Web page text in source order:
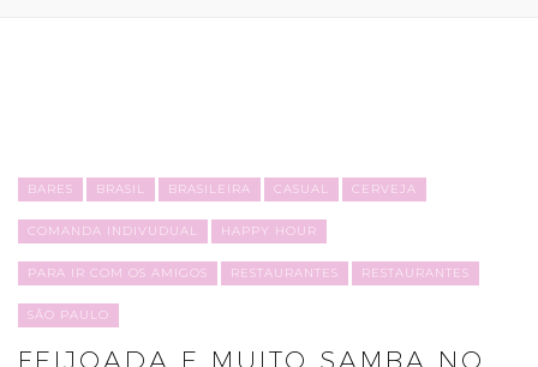
BARES BRASIL BRASILEIRA CASUAL CERVEJA
COMANDA INDIVUDUAL HAPPY HOUR
PARA IR COM OS AMIGOS RESTAURANTES RESTAURANTES
SÃO PAULO
FEIJOADA E MUITO SAMBA NO